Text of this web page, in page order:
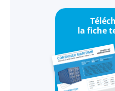
la fiche